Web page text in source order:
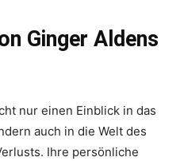
Ginger Aldens
nur einen Einblick in das
auch in die Welt des
Ihre persönliche